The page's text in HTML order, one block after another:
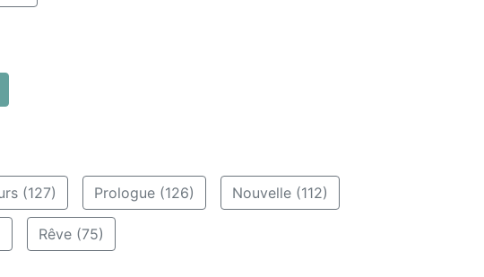
(127) Prologue (126) Nouvelle (112)
Rêve (75)